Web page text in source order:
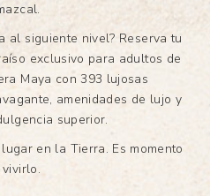
al siguiente nivel? Reserva tu
exclusivo para adultos de
Maya con 393 lujosas
amenidades de lujo y
superior.
en la Tierra. Es momento
vivirlo.